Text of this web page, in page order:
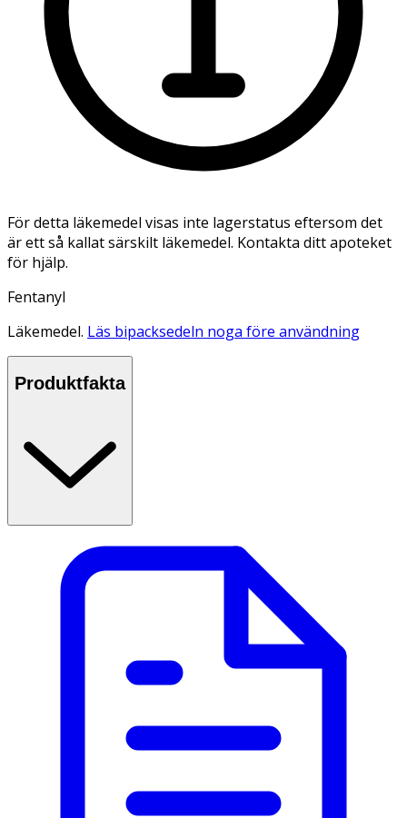
För detta läkemedel visas inte lagerstatus eftersom det
är ett så kallat särskilt läkemedel. Kontakta ditt apoteket
för hjälp.
Fentanyl
Läkemedel. Läs bipacksedeln noga före användning
Produktfakta